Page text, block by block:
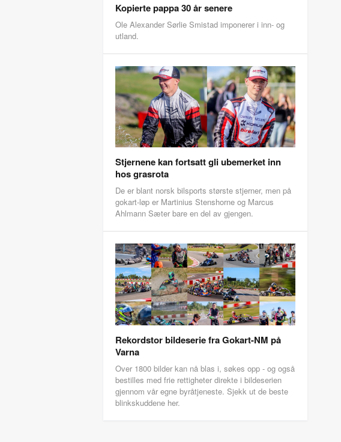
Kopierte pappa 30 år senere
Ole Alexander Sørlie Smistad imponerer i inn- og
utland.
Stjernene kan fortsatt gli ubemerket inn
hos grasrota
De er blant norsk bilsports største stjerner, men på
gokart-løp er Martinius Stenshorne og Marcus
Ahlmann Sæter bare en del av gjengen.
Rekordstor bildeserie fra Gokart-NM på
Varna
Over 1800 bilder kan nå blas i, søkes opp - og også
bestilles med frie rettigheter direkte i bildeserien
gjennom vår egne byråtjeneste. Sjekk ut de beste
blinkskuddene her.